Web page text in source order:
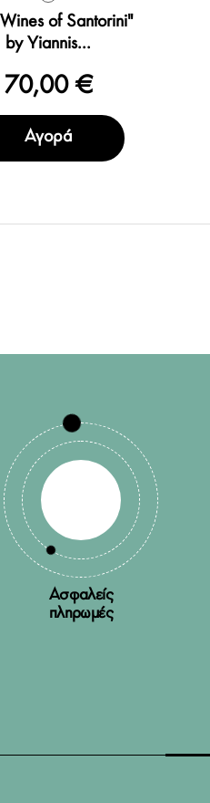
of Santorini"
by Yiannis...
70,00 €
Αγορά
Ασφαλείς
πληρωμές